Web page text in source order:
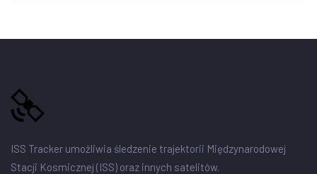
ISS Tracker umożliwia śledzenie trajektorii Międzynarodowej
Stacji Kosmicznej (ISS) oraz innych satelitów.